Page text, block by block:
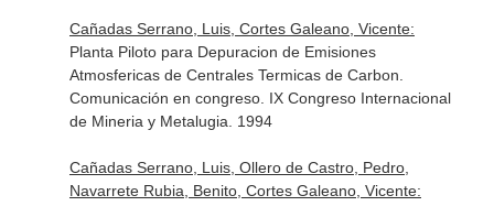
Cañadas Serrano, Luis, Cortes Galeano, Vicente:
Planta Piloto para Depuracion de Emisiones
Atmosfericas de Centrales Termicas de Carbon.
Comunicación en congreso. IX Congreso Internacional
de Mineria y Metalugia. 1994
Cañadas Serrano, Luis, Ollero de Castro, Pedro,
Navarrete Rubia, Benito, Cortes Galeano, Vicente: